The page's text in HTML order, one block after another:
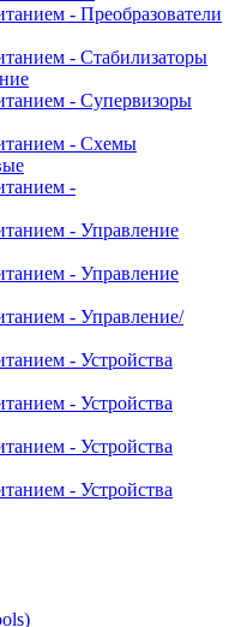
- Преобразователи
- Стабилизаторы
- Супервизоры
- Схемы
-
- Управление
- Управление
- Управление/
- Устройства
- Устройства
- Устройства
- Устройства